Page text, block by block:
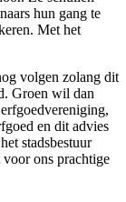
hun gang te
Met het
volgen zolang dit
Groen wil dan
en dit advies
stadsbestuur
ons prachtige